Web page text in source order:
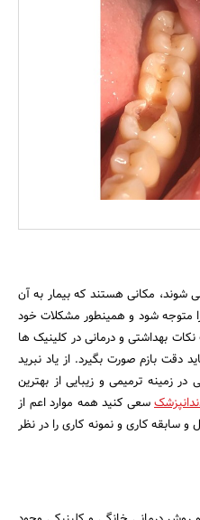
بانک، بیمه و سرمایه
مسکن و ساختمان
مکانی هستند که بیمار به آن
متوجه شود و همینطور مشکلات خود
بهداشتی و درمانی در کلینیک ها
دقت بازم صورت بگیرد. از یاد نبرید
زمینه ترمیمی و زیبایی از بهترین
سعی کنید همه موارد اعم از
کاری و نمونه کاری را در نظر